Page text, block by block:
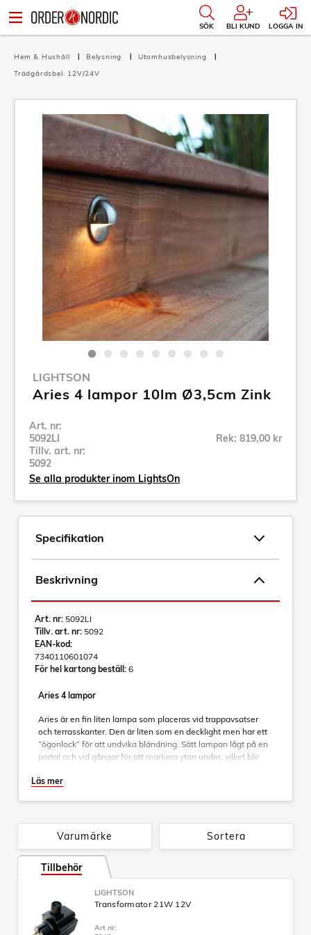
SÖK BLI KUND LOGGA IN
Hem & Hushåll Belysning
Utomhusbelysning
Trädgårdsbel. 12V/24V
LIGHTSON
Aries 4 lampor 10lm Ø3,5cm Zink
Art. nr:
5092LI
Tillv. art. nr:
5092
Rek: 819,00 kr
Se alla produkter inom LightsOn
Specifikation
Beskrivning
Art. nr: 5092LI
Tillv. art. nr: 5092
EAN-kod:
7340110601074
För hel kartong beställ: 6
Aries 4 lampor
Aries är en fin liten lampa som placeras vid trappavsatser
och terrasskanter. Den är liten som en decklight men har ett
”ögonlock” för att undvika bländning. Sätt lampan lågt på en
portal och vid gångar för att markera ytan under, vilket blir
horisontellt om ljuset vänds mot något, som plank och kruka.
Garden Plug & Play från LightsOn
Ett flexibelt och prisvärt 12-voltsystem (trygg svagström) för
din trädgård, som du själv enkelt installerar och senare kan
bygga vidare på, upp till 70 meter, om du vill. Lamporna har
varmt ljus och skandinavisk design, anpassade för vårt klimat
här uppe i norr.
Läs mer
Sortera
Varumärke
Tillbehör
LIGHTSON
Transformator 21W 12V
Art nr: